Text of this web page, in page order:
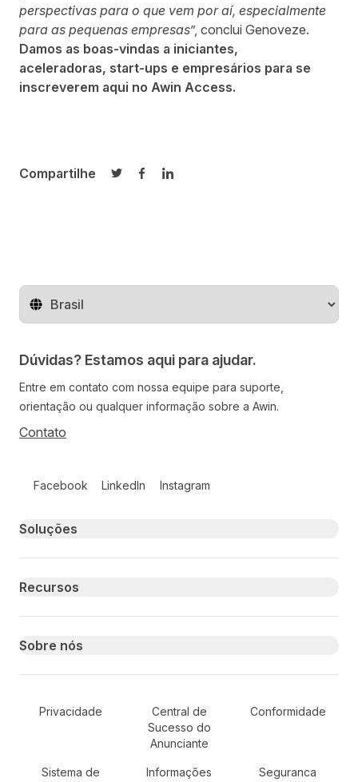
perspectivas para o que vem por aí, especialmente
para as pequenas empresas”, conclui Genoveze.
Damos as boas-vindas a iniciantes,
aceleradoras, start-ups e empresários para se
inscreverem aqui no Awin Access.
Compartilhe
Compartilhar no Twitter
Compartilhar no Facebook
Compartilhar no LinkedIn
Mude o território
Dúvidas? Estamos aqui para ajudar.
Entre em contato com nossa equipe para suporte,
orientação ou qualquer informação sobre a Awin.
Contato
Facebook LinkedIn Instagram
Primary footer navigation
Soluções
Recursos
Sobre nós
Secondary Footer Navigation
Privacidade
Central de
Sucesso do
Anunciante
Conformidade
Sistema de
Informações
Seguranca